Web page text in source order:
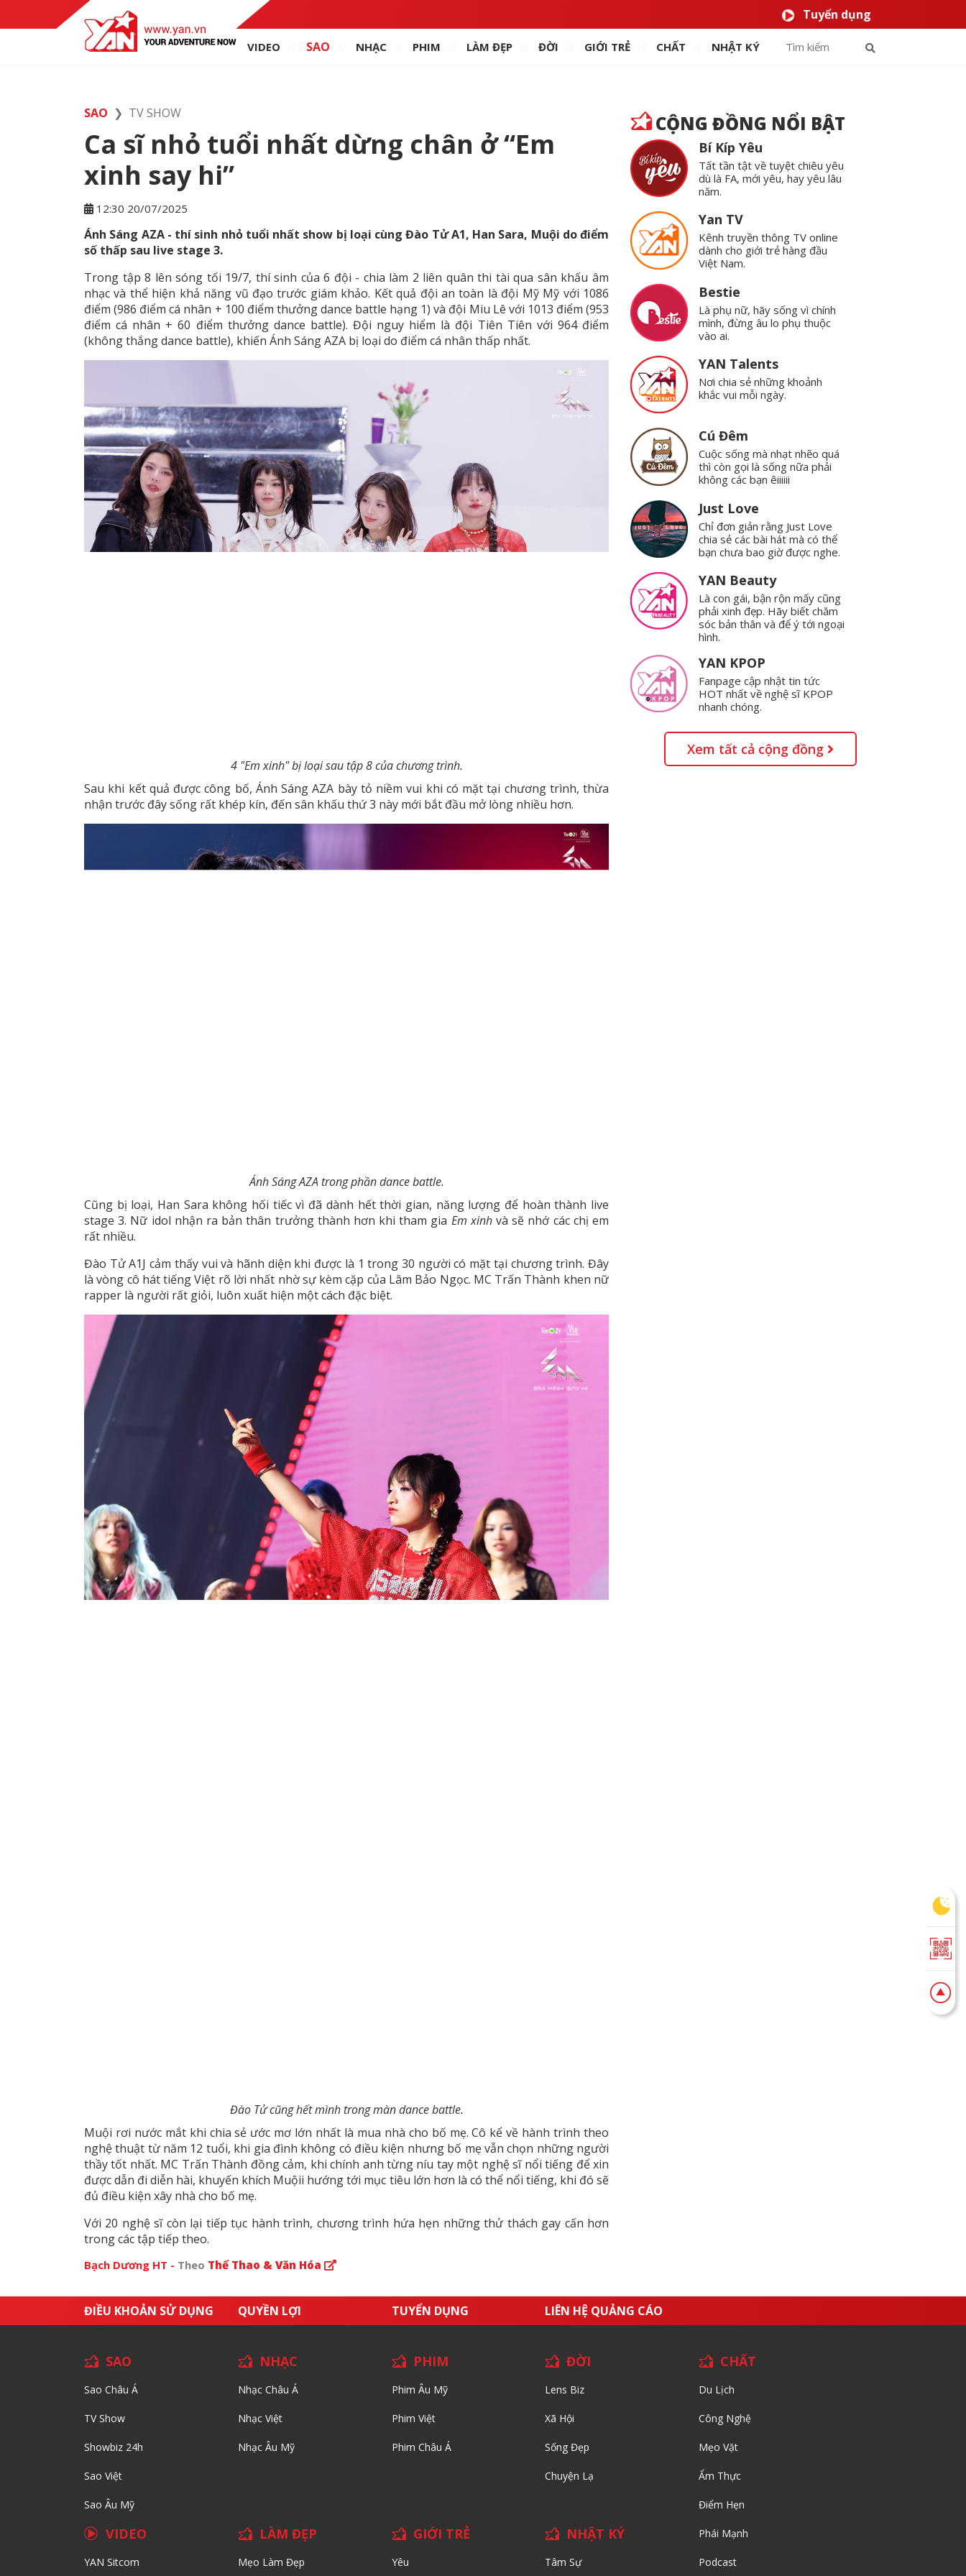
Tuyển dụng
VIDEO SAO NHẠC PHIM LÀM ĐẸP ĐỜI GIỚI TRẺ CHẤT NHẬT KÝ
SAO TV SHOW
Ca sĩ nhỏ tuổi nhất dừng chân ở “Em
xinh say hi”
12:30 20/07/2025
Ánh Sáng AZA - thí sinh nhỏ tuổi nhất show bị loại cùng Đào Tử A1, Han Sara, Muội do điểm
số thấp sau live stage 3.
Trong tập 8 lên sóng tối 19/7, thí sinh của 6 đội - chia làm 2 liên quân thi tài qua sân khấu âm
nhạc và thể hiện khả năng vũ đạo trước giám khảo. Kết quả đội an toàn là đội Mỹ Mỹ với 1086
điểm (986 điểm cá nhân + 100 điểm thưởng dance battle hạng 1) và đội Miu Lê với 1013 điểm (953
điểm cá nhân + 60 điểm thưởng dance battle). Đội nguy hiểm là đội Tiên Tiên với 964 điểm
(không thắng dance battle), khiến Ánh Sáng AZA bị loại do điểm cá nhân thấp nhất.
4 "Em xinh" bị loại sau tập 8 của chương trình.
Sau khi kết quả được công bố, Ánh Sáng AZA bày tỏ niềm vui khi có mặt tại chương trình, thừa
nhận trước đây sống rất khép kín, đến sân khấu thứ 3 này mới bắt đầu mở lòng nhiều hơn.
Ánh Sáng AZA trong phần dance battle.
Cũng bị loại, Han Sara không hối tiếc vì đã dành hết thời gian, năng lượng để hoàn thành live
stage 3. Nữ idol nhận ra bản thân trưởng thành hơn khi tham gia Em xinhvà sẽ nhớ các chị em
rất nhiều.
Đào Tử A1J cảm thấy vui và hãnh diện khi được là 1 trong 30 người có mặt tại chương trình. Đây
là vòng cô hát tiếng Việt rõ lời nhất nhờ sự kèm cặp của Lâm Bảo Ngọc. MC Trấn Thành khen nữ
rapper là người rất giỏi, luôn xuất hiện một cách đặc biệt.
Đào Tử cũng hết mình trong màn dance battle.
Muội rơi nước mắt khi chia sẻ ước mơ lớn nhất là mua nhà cho bố mẹ. Cô kể về hành trình theo
nghệ thuật từ năm 12 tuổi, khi gia đình không có điều kiện nhưng bố mẹ vẫn chọn những người
thầy tốt nhất. MC Trấn Thành đồng cảm, khi chính anh từng níu tay một nghệ sĩ nổi tiếng để xin
được dẫn đi diễn hài, khuyến khích Muộii hướng tới mục tiêu lớn hơn là có thể nổi tiếng, khi đó sẽ
đủ điều kiện xây nhà cho bố mẹ.
Với 20 nghệ sĩ còn lại tiếp tục hành trình, chương trình hứa hẹn những thử thách gay cấn hơn
trong các tập tiếp theo.
Bạch Dương HT - Theo Thể Thao & Văn Hóa
CỘNG ĐỒNG NỔI BẬT
Bí Kíp Yêu
Tất tần tật về tuyệt chiêu yêu
dù là FA, mới yêu, hay yêu lâu
năm.
Yan TV
Kênh truyền thông TV online
dành cho giới trẻ hàng đầu
Việt Nam.
Bestie
Là phụ nữ, hãy sống vì chính
mình, đừng âu lo phụ thuộc
vào ai.
YAN Talents
Nơi chia sẻ những khoảnh
khắc vui mỗi ngày.
Cú Đêm
Cuộc sống mà nhạt nhẽo quá
thì còn gọi là sống nữa phải
không các bạn êiiiiii
Just Love
Chỉ đơn giản rằng Just Love
chia sẻ các bài hát mà có thể
bạn chưa bao giờ được nghe.
YAN Beauty
Là con gái, bận rộn mấy cũng
phải xinh đẹp. Hãy biết chăm
sóc bản thân và để ý tới ngoại
hình.
YAN KPOP
Fanpage cập nhật tin tức
HOT nhất về nghệ sĩ KPOP
nhanh chóng.
Xem tất cả cộng đồng
ĐIỀU KHOẢN SỬ DỤNG QUYỀN LỢI TUYỂN DỤNG LIÊN HỆ QUẢNG CÁO
SAO
Sao Châu Á
TV Show
Showbiz 24h
Sao Việt
Sao Âu Mỹ
NHẠC
Nhạc Châu Á
Nhạc Việt
Nhạc Âu Mỹ
PHIM
Phim Âu Mỹ
Phim Việt
Phim Châu Á
ĐỜI
Lens Biz
Xã Hội
Sống Đẹp
Chuyện Lạ
VIDEO
YAN Sitcom
LÀM ĐẸP
Mẹo Làm Đẹp
GIỚI TRẺ
Yêu
NHẬT KÝ
Tâm Sự
CHẤT
Du Lịch
Công Nghệ
Mẹo Vặt
Ẩm Thực
Điểm Hẹn
Phái Mạnh
Podcast